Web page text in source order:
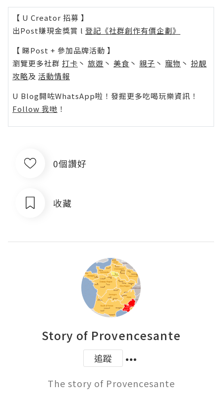
【 U Creator 招募 】
出Post賺現金獎賞 l 登記《社群創作有價企劃》
【 睇Post + 參加品牌活動 】
瀏覽更多社群 打卡 丶 旅遊 丶 美食 丶 親子 丶 寵物 丶 扮靚
攻略及 活動情報
U Blog開咗WhatsApp啦！發掘更多吃喝玩樂資訊！
Follow 我哋 ！
0個讚好
收藏
Story of Provencesante
追蹤
The story of Provencesante